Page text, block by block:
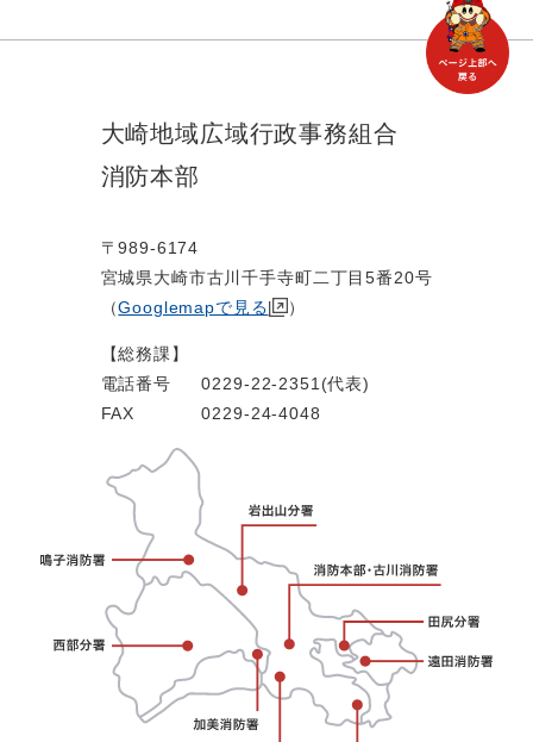
大崎地域広域行政事務組合
消防本部
〒989-6174
宮城県大崎市古川千手寺町二丁目5番20号
（Googlemapで見る ）
【総務課】
電話番号
0229-22-2351(代表)
FAX
0229-24-4048